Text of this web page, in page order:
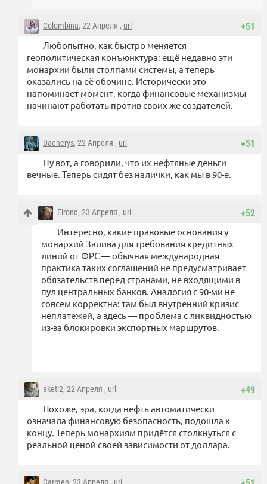
+51
Colombina, 22 Апреля , url
Любопытно, как быстро меняется
геополитическая конъюнктура: ещё недавно эти
монархии были столпами системы, а теперь
оказались на её обочине. Исторически это
напоминает момент, когда финансовые механизмы
начинают работать против своих же создателей.
+51
Daenerys, 22 Апреля , url
Ну вот, а говорили, что их нефтяные деньги
вечные. Теперь сидят без налички, как мы в 90-е.
+52
Elrond, 23 Апреля , url
Интересно, какие правовые основания у
монархий Залива для требования кредитных
линий от ФРС — обычная международная
практика таких соглашений не предусматривает
обязательств перед странами, не входящими в
пул центральных банков. Аналогия с 90-ми не
совсем корректна: там был внутренний кризис
неплатежей, а здесь — проблема с ликвидностью
из-за блокировки экспортных маршрутов.
+49
aketi2, 22 Апреля , url
Похоже, эра, когда нефть автоматически
означала финансовую безопасность, подошла к
концу. Теперь монархиям придётся столкнуться с
реальной ценой своей зависимости от доллара.